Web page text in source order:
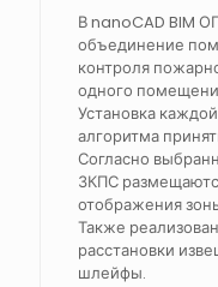
В nanoCAD BIM
объединение
контроля
одного
Установка
алгоритма
Согласно
ЗКПС
отображения
Также
расстановки
шлейфы.